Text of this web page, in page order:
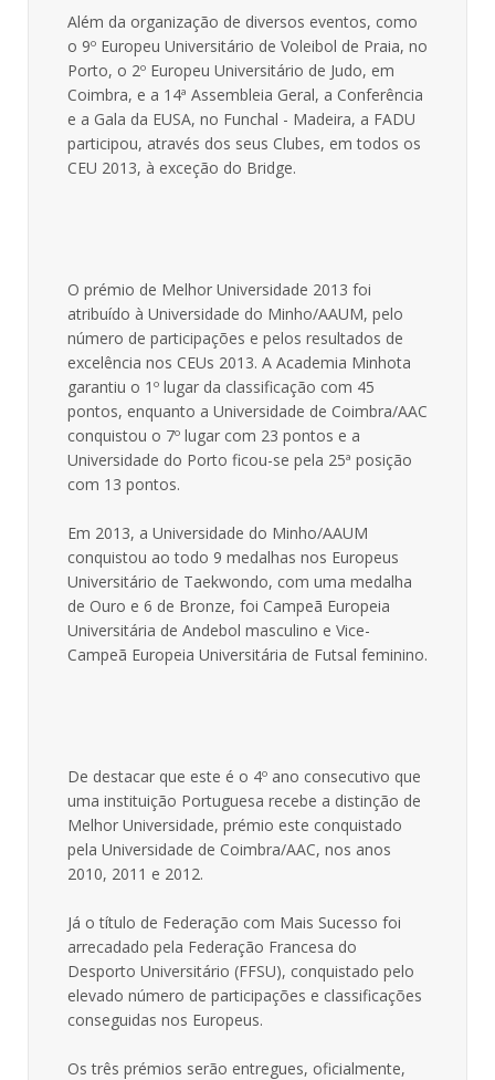
Além da organização de diversos eventos, como
o 9º Europeu Universitário de Voleibol de Praia, no
Porto, o 2º Europeu Universitário de Judo, em
Coimbra, e a 14ª Assembleia Geral, a Conferência
e a Gala da EUSA, no Funchal - Madeira, a FADU
participou, através dos seus Clubes, em todos os
CEU 2013, à exceção do Bridge.
O prémio de Melhor Universidade 2013 foi
atribuído à Universidade do Minho/AAUM, pelo
número de participações e pelos resultados de
excelência nos CEUs 2013. A Academia Minhota
garantiu o 1º lugar da classificação com 45
pontos, enquanto a Universidade de Coimbra/AAC
conquistou o 7º lugar com 23 pontos e a
Universidade do Porto ficou-se pela 25ª posição
com 13 pontos.
Em 2013, a Universidade do Minho/AAUM
conquistou ao todo 9 medalhas nos Europeus
Universitário de Taekwondo, com uma medalha
de Ouro e 6 de Bronze, foi Campeã Europeia
Universitária de Andebol masculino e Vice-
Campeã Europeia Universitária de Futsal feminino.
De destacar que este é o 4º ano consecutivo que
uma instituição Portuguesa recebe a distinção de
Melhor Universidade, prémio este conquistado
pela Universidade de Coimbra/AAC, nos anos
2010, 2011 e 2012.
Já o título de Federação com Mais Sucesso foi
arrecadado pela Federação Francesa do
Desporto Universitário (FFSU), conquistado pelo
elevado número de participações e classificações
conseguidas nos Europeus.
Os três prémios serão entregues, oficialmente,